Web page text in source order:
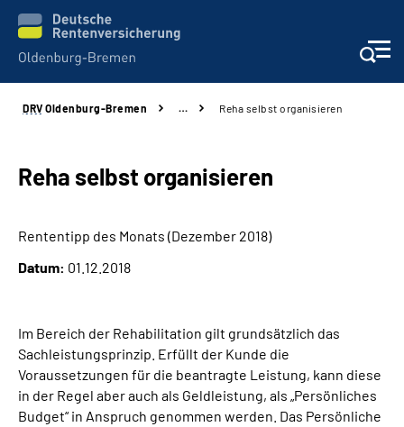
Services
Beratung und Kontakt
Karriere
Über Uns
Inhalte in Gebärdensprache (DGS)
DRV Oldenburg-Bremen … Reha selbst organisieren
Reha selbst organisieren
Rententipp des Monats (Dezember 2018)
Datum: 01.12.2018
Im Bereich der Rehabilitation gilt grundsätzlich das
Sachleistungsprinzip. Erfüllt der Kunde die
Voraussetzungen für die beantragte Leistung, kann diese
in der Regel aber auch als Geldleistung, als „Persönliches
Budget“ in Anspruch genommen werden. Das Persönliche